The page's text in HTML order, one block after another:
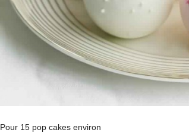
Pour 15 pop cakes environ